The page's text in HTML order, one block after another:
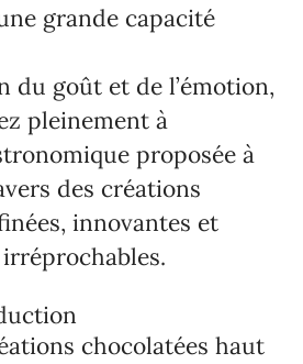
grande capacité
du goût et de l’émotion,
pleinement à
proposée à
des créations
innovantes et
chocolatées haut